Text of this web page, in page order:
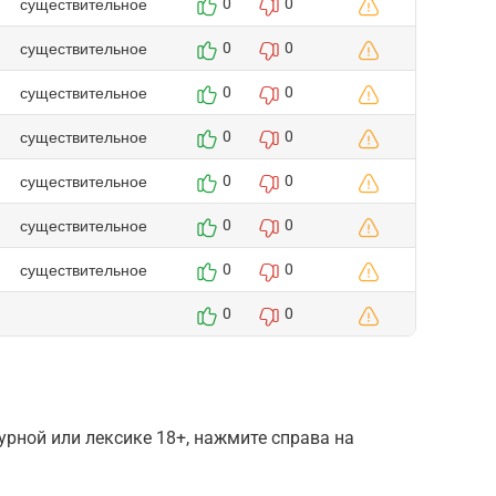
существительное 0 0
существительное 0 0
существительное 0 0
существительное 0 0
существительное 0 0
существительное 0 0
0 0
или лексике 18+, нажмите справа на